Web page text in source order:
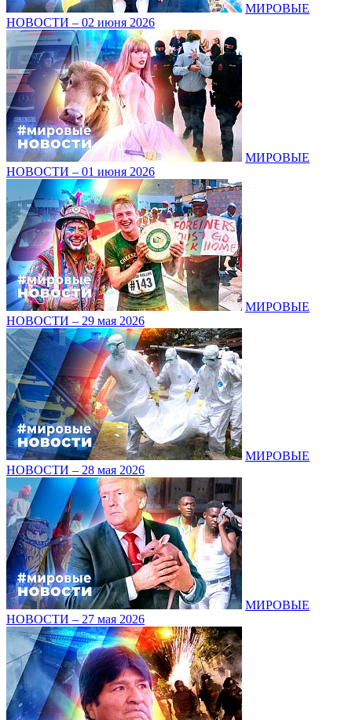
МИРОВЫЕ
НОВОСТИ – 02 июня 2026
МИРОВЫЕ
НОВОСТИ – 01 июня 2026
МИРОВЫЕ
НОВОСТИ – 29 мая 2026
МИРОВЫЕ
НОВОСТИ – 28 мая 2026
МИРОВЫЕ
НОВОСТИ – 27 мая 2026